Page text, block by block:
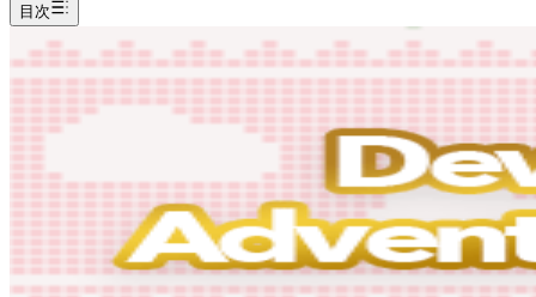
目次